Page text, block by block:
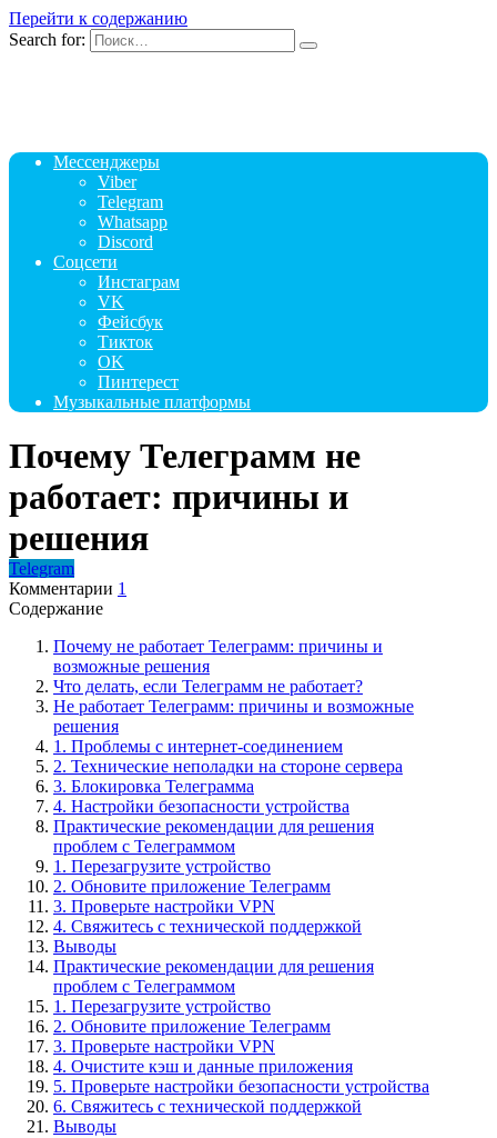
Перейти к содержанию
Search for:
Мессенджеры
Viber
Telegram
Whatsapp
Discord
Соцсети
Инстаграм
VK
Фейсбук
Тикток
OK
Пинтерест
Музыкальные платформы
Почему Телеграмм не
работает: причины и
решения
Telegram
Комментарии 1
Содержание
Почему не работает Телеграмм: причины и
возможные решения
Что делать, если Телеграмм не работает?
Не работает Телеграмм: причины и возможные
решения
1. Проблемы с интернет-соединением
2. Технические неполадки на стороне сервера
3. Блокировка Телеграмма
4. Настройки безопасности устройства
Практические рекомендации для решения
проблем с Телеграммом
1. Перезагрузите устройство
2. Обновите приложение Телеграмм
3. Проверьте настройки VPN
4. Свяжитесь с технической поддержкой
Выводы
Практические рекомендации для решения
проблем с Телеграммом
1. Перезагрузите устройство
2. Обновите приложение Телеграмм
3. Проверьте настройки VPN
4. Очистите кэш и данные приложения
5. Проверьте настройки безопасности устройства
6. Свяжитесь с технической поддержкой
Выводы